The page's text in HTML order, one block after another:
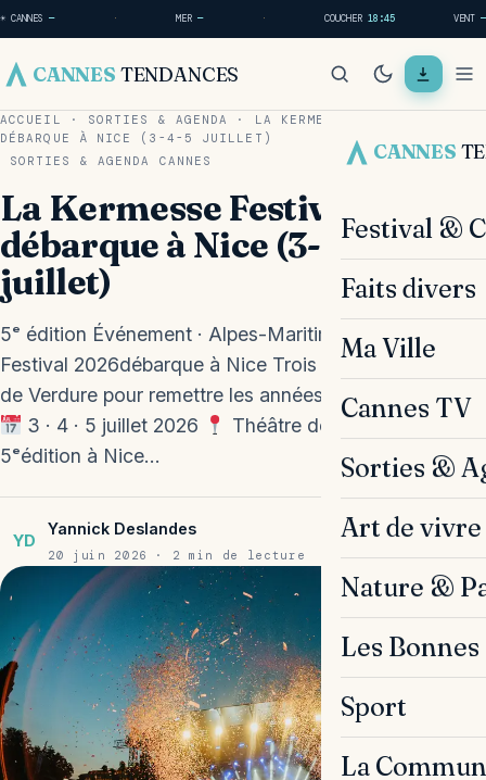
☀ CANNES — · MER— · COUCHER18:45 VENT —
CANNES TENDANCES
CANNES
Festival &
Faits divers
Ma Ville
Cannes TV
Sorties &
Art de vivre
Nature &
Les
Sport
La
ACCUEIL · SORTIES & AGENDA ·
LA KERMESSE FESTIVAL 2026
DÉBARQUE À NICE (3-4-5 JUILLET)
SORTIES & AGENDA
CANNES
La Kermesse Festival 2026
débarque à Nice (3-4-5
juillet)
5ᵉ édition Événement · Alpes-Maritimes La Kermesse
Festival 2026débarque à Nice Trois soirs au Théâtre
de Verdure pour remettre les années 2000 en boucle.
3 · 4 · 5 juillet 2026
Théâtre de Verdure, Nice
5ᵉédition à Nice…
YD
Yannick Deslandes
20 juin 2026 · 2 min de lecture